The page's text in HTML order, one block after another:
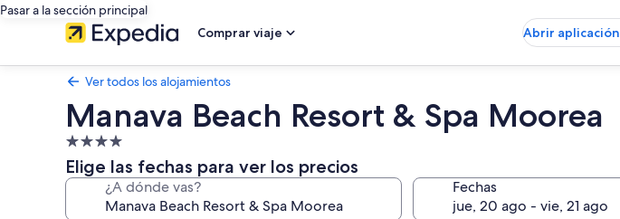
Pasar a la sección principal
Comprar viaje
Abrir aplicación
Ver todos los alojamientos
Manava Beach Resort & Spa Moorea
Alojamiento
de
4.0 estrellas
Elige las fechas para ver los precios
¿A dónde vas? Fechas